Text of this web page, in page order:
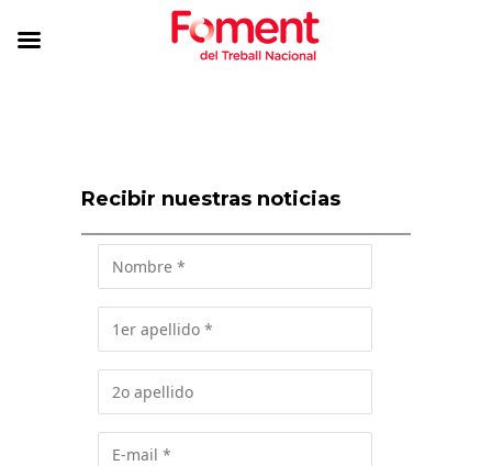
Recibir nuestras noticias